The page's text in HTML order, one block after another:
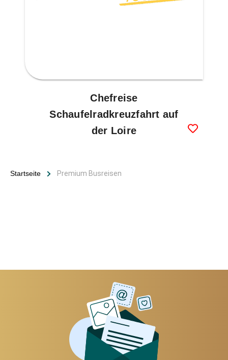
Chefreise
Schaufelradkreuzfahrt auf
der Loire
Startseite Premium Busreisen